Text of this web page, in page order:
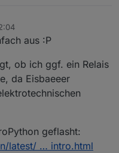
aus :P
ob ich ggf. ein Relais
da Eisbaeeer
geflasht:
latest/ … intro.html